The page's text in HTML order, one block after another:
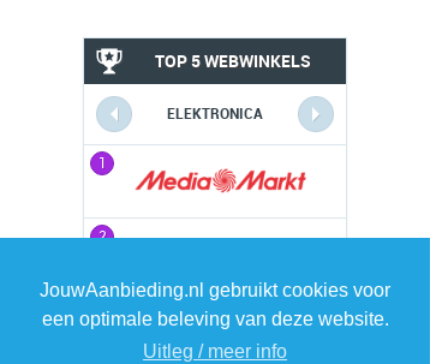
JouwAanbieding.nl gebruikt cookies voor
een optimale beleving van deze website.
Uitleg / meer info
TOP 5 WEBWINKELS
ELEKTRONICA
1
2
3
2
3